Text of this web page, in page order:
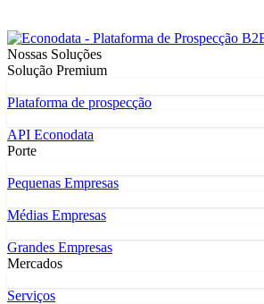
Nossas Soluções
Solução Premium
Plataforma de prospecção
API Econodata
Porte
Pequenas Empresas
Médias Empresas
Grandes Empresas
Mercados
Serviços